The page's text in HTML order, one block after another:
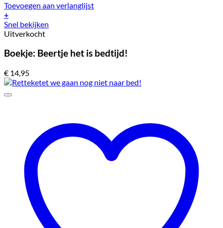
Toevoegen aan verlanglijst
+
Snel bekijken
Uitverkocht
Boekje: Beertje het is bedtijd!
€ 14,95